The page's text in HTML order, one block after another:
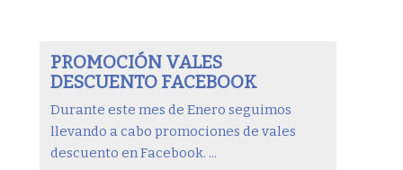
PROMOCIÓN VALES
DESCUENTO FACEBOOK
Durante este mes de Enero seguimos
llevando a cabo promociones de vales
descuento en Facebook. ...